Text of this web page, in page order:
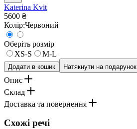
Katerina Kvit
5600 ₴
Колір:Червоний
Оберіть розмір
XS-S
M-L
Додати в кошик Натякнути на подарунок
Опис
Склад
Доставка та повернення
Схожі речі